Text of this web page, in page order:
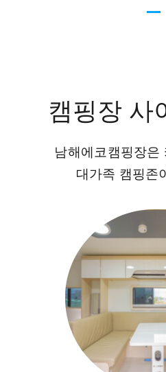
캠핑장 사
남해에코캠핑장은
대가족 캠핑존